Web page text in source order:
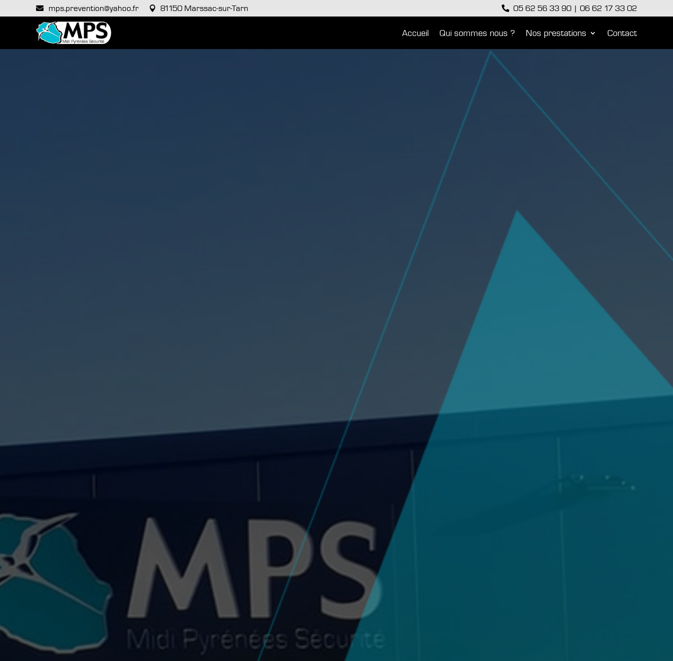
 mps.prevention@yahoo.fr  81150 Marssac-sur-Tarn  05 62 56 33 90| 06 62 17 33 02
Accueil Qui sommes nous ? Nos prestations Contact